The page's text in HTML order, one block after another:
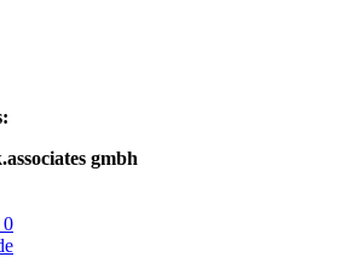
gmbh
0